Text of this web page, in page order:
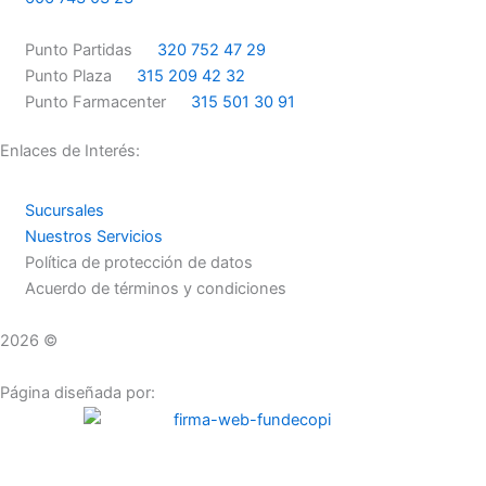
o
k
r
a
m
Punto Partidas
320 752 47 29
Punto Plaza
315 209 42 32
Punto Farmacenter
315 501 30 91
Enlaces de Interés:
Sucursales
Nuestros Servicios
Política de protección de datos
Acuerdo de términos y condiciones
2026 ©
Página diseñada por: